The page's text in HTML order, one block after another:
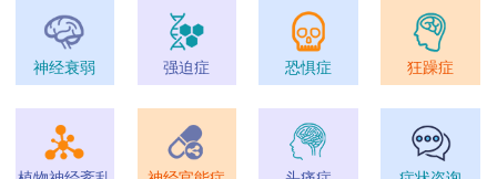
神经衰弱 强迫症 恐惧症 狂躁症